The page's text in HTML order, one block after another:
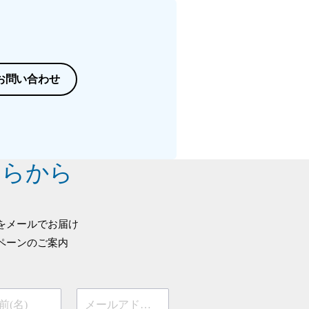
問い合わせ
から
メールでお届け
ーンのご案内
(名) メールアドレス